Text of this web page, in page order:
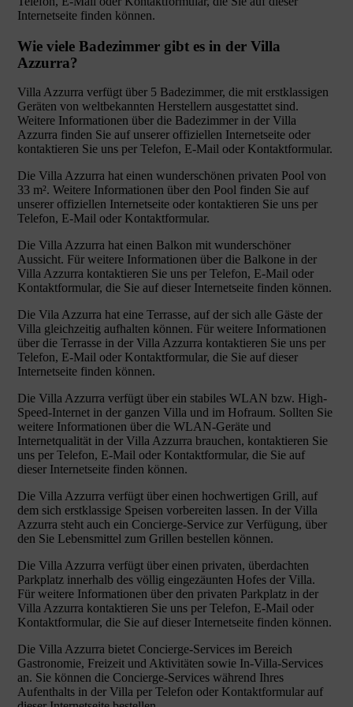
Internetseite finden können.
Wie viele Badezimmer gibt es in der Villa
Azzurra?
Villa Azzurra verfügt über 5 Badezimmer, die mit erstklassigen
Geräten von weltbekannten Herstellern ausgestattet sind.
Weitere Informationen über die Badezimmer in der Villa
Azzurra finden Sie auf unserer offiziellen Internetseite oder
kontaktieren Sie uns per Telefon, E-Mail oder Kontaktformular.
Die Villa Azzurra hat einen wunderschönen privaten Pool von
33 m². Weitere Informationen über den Pool finden Sie auf
unserer offiziellen Internetseite oder kontaktieren Sie uns per
Telefon, E-Mail oder Kontaktformular.
Die Villa Azzurra hat einen Balkon mit wunderschöner
Aussicht. Für weitere Informationen über die Balkone in der
Villa Azzurra kontaktieren Sie uns per Telefon, E-Mail oder
Kontaktformular, die Sie auf dieser Internetseite finden können.
Die Vila Azzurra hat eine Terrasse, auf der sich alle Gäste der
Villa gleichzeitig aufhalten können. Für weitere Informationen
über die Terrasse in der Villa Azzurra kontaktieren Sie uns per
Telefon, E-Mail oder Kontaktformular, die Sie auf dieser
Internetseite finden können.
Die Villa Azzurra verfügt über ein stabiles WLAN bzw. High-
Speed-Internet in der ganzen Villa und im Hofraum. Sollten Sie
weitere Informationen über die WLAN-Geräte und
Internetqualität in der Villa Azzurra brauchen, kontaktieren Sie
uns per Telefon, E-Mail oder Kontaktformular, die Sie auf
dieser Internetseite finden können.
Die Villa Azzurra verfügt über einen hochwertigen Grill, auf
dem sich erstklassige Speisen vorbereiten lassen. In der Villa
Azzurra steht auch ein Concierge-Service zur Verfügung, über
den Sie Lebensmittel zum Grillen bestellen können.
Die Villa Azzurra verfügt über einen privaten, überdachten
Parkplatz innerhalb des völlig eingezäunten Hofes der Villa.
Für weitere Informationen über den privaten Parkplatz in der
Villa Azzurra kontaktieren Sie uns per Telefon, E-Mail oder
Kontaktformular, die Sie auf dieser Internetseite finden können.
Die Villa Azzurra bietet Concierge-Services im Bereich
Gastronomie, Freizeit und Aktivitäten sowie In-Villa-Services
an. Sie können die Concierge-Services während Ihres
Aufenthalts in der Villa per Telefon oder Kontaktformular auf